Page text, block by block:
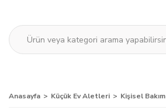
Anasayfa Küçük Ev Aletleri Kişisel Bakım